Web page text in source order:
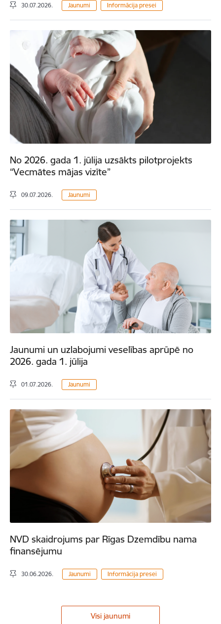
30.07.2026. Jaunumi Informācija presei
No 2026. gada 1. jūlija uzsākts pilotprojekts
“Vecmātes mājas vizīte”
09.07.2026. Jaunumi
Jaunumi un uzlabojumi veselības aprūpē no
2026. gada 1. jūlija
01.07.2026. Jaunumi
NVD skaidrojums par Rīgas Dzemdību nama
finansējumu
30.06.2026. Jaunumi Informācija presei
Visi jaunumi